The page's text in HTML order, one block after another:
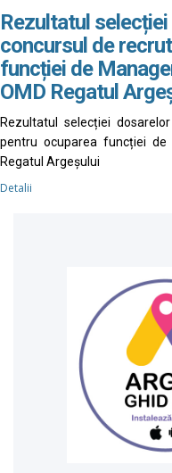
Rezultatul
concursul de
funcției de
OMD Regatul
Rezultatul selecției
pentru ocuparea funcției de
Regatul Argeșului
Detalii